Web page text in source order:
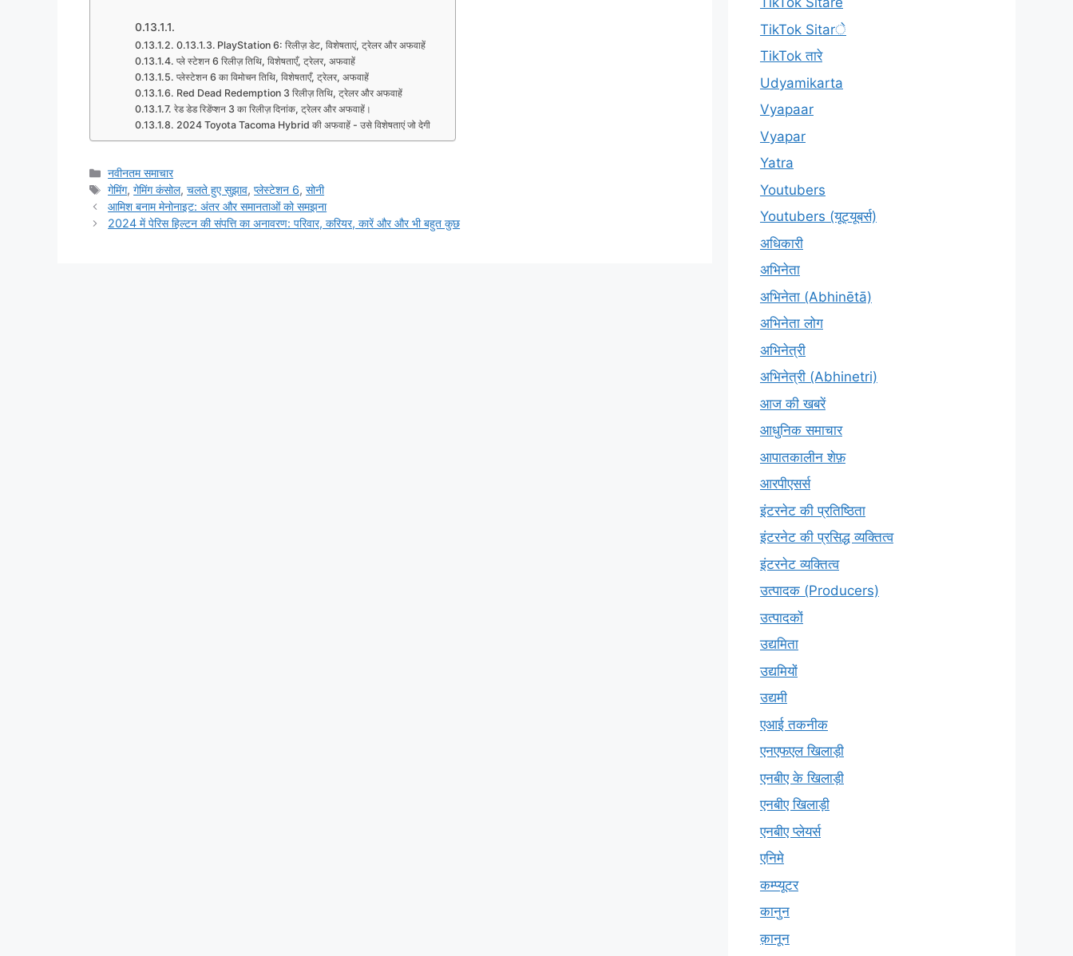
PlayStation 6: रिलीज़ डेट, विशेषताएं, ट्रेलर और अफवाहें
प्ले स्टेशन 6 रिलीज़ तिथि, विशेषताएँ, ट्रेलर, अफवाहें
प्लेस्टेशन 6 का विमोचन तिथि, विशेषताएँ, ट्रेलर, अफवाहें
Red Dead Redemption 3 रिलीज़ तिथि, ट्रेलर और अफवाहें
रेड डेड रिडेंप्शन 3 का रिलीज़ दिनांक, ट्रेलर और अफवाहें।
2024 Toyota Tacoma Hybrid की अफवाहें - उसे विशेषताएं जो देगी
Categories
नवीनतम समाचार
Tags
गेमिंग,गेमिंग कंसोल,चलते हुए सुझाव,प्लेस्टेशन 6,सोनी
आमिश बनाम मेनोनाइट: अंतर और समानताओं को समझना
2024 में पेरिस हिल्टन की संपत्ति का अनावरण: परिवार, करियर, कारें और और भी बहुत कुछ
TikTok Sitarे
TikTok तारे
Udyamikarta
Vyapaar
Vyapar
Yatra
Youtubers
Youtubers (यूट्यूबर्स)
अधिकारी
अभिनेता
अभिनेता (Abhinētā)
अभिनेता लोग
अभिनेत्री
अभिनेत्री (Abhinetri)
आज की खबरें
आधुनिक समाचार
आपातकालीन शेफ़
आरपीएसर्स
इंटरनेट की प्रतिष्ठिता
इंटरनेट की प्रसिद्ध व्यक्तित्व
इंटरनेट व्यक्तित्व
उत्पादक (Producers)
उत्पादकों
उद्यमिता
उद्यमियों
उद्यमी
एआई तकनीक
एनएफएल खिलाड़ी
एनबीए के खिलाड़ी
एनबीए खिलाड़ी
एनबीए प्लेयर्स
एनिमे
कम्प्यूटर
कानुन
क़ानून